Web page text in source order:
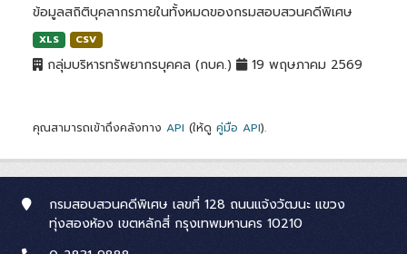
ข้อมูลสถิติบุคลากรภายในทั้งหมดของกรมสอบสวนคดีพิเศษ
XLS CSV
กลุ่มบริหารทรัพยากรบุคคล (กบค.) 19 พฤษภาคม 2569
คุณสามารถเข้าถึงคลังทาง API (ให้ดู คู่มือ API).
กรมสอบสวนคดีพิเศษ เลขที่ 128 ถนนแจ้งวัฒนะ แขวง
ทุ่งสองห้อง เขตหลักสี่ กรุงเทพมหานคร 10210